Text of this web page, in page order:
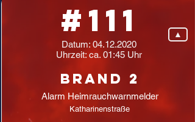
Datum: 04.12.2020
Uhrzeit: ca. 01:45 Uhr
#111 ▲
Brand 2
Alarm Heimrauchwarnmelder
Katharinenstraße